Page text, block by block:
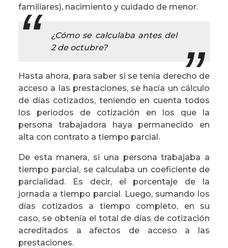
familiares), nacimiento y cuidado de menor.
¿Cómo se calculaba antes del
2 de octubre?
Hasta ahora, para saber si se tenía derecho de
acceso a las prestaciones, se hacía un cálculo
de días cotizados, teniendo en cuenta todos
los periodos de cotización en los que la
persona trabajadora haya permanecido en
alta con contrato a tiempo parcial.
De esta manera, si una persona trabajaba a
tiempo parcial, se calculaba un coeficiente de
parcialidad. Es decir, el porcentaje de la
jornada a tiempo parcial. Luego, sumando los
días cotizados a tiempo completo, en su
caso, se obtenía el total de días de cotización
acreditados a afectos de acceso a las
prestaciones.